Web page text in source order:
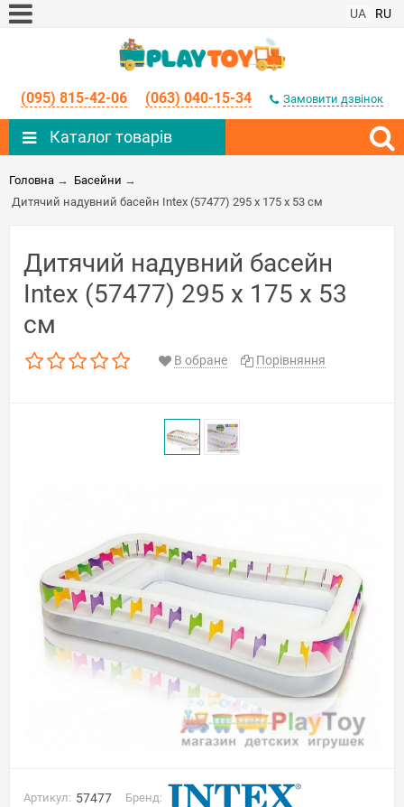
UA RU
(095) 815-42-06 (063) 040-15-34 Замовити дзвінок
Каталог товарів
Головна → Басейни →
Дитячий надувний басейн Intex (57477) 295 х 175 х 53 см
Дитячий надувний басейн
Intex (57477) 295 х 175 х 53
см
В обране Порівняння
Артикул: 57477 Бренд: